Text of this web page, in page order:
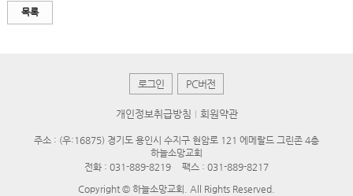
목록
로그인 PC버전
개인정보취급방침 회원약관
주소 : (우:16875) 경기도 용인시 수지구 현암로 121 에메랄드 그린존 4층
하늘소망교회
전화 : 031-889-8219
팩스 : 031-889-8217
Copyright © 하늘소망교회. All Rights Reserved.